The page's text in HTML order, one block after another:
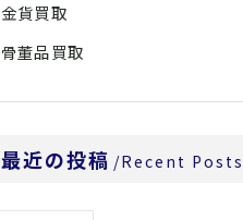
金貨買取
骨董品買取
最近の投稿 Recent Posts